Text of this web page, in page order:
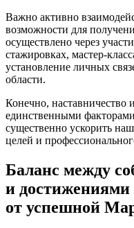
Важно активно
возможности для
осуществлено через
стажировках, мастер-
установление личных
области.
Конечно, наставничество
единственными
существенно ускорить
целей и
Баланс между
и достижениями
от успешной